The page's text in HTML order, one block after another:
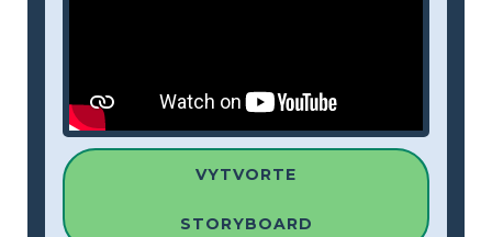
VYTVORTE
STORYBOARD